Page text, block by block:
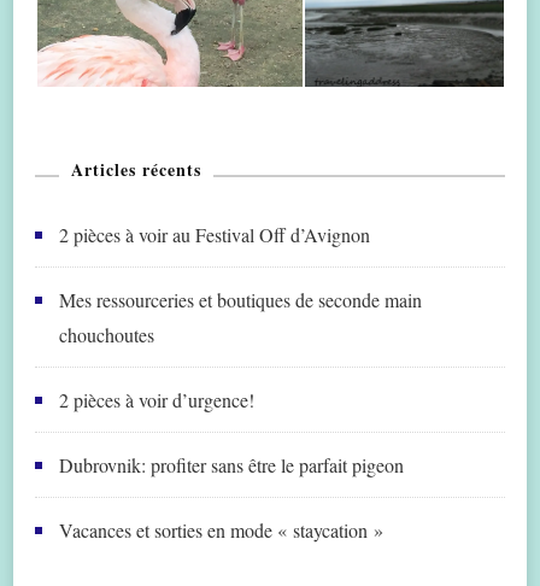
Articles récents
2 pièces à voir au Festival Off d’Avignon
Mes ressourceries et boutiques de seconde main
chouchoutes
2 pièces à voir d’urgence!
Dubrovnik: profiter sans être le parfait pigeon
Vacances et sorties en mode « staycation »